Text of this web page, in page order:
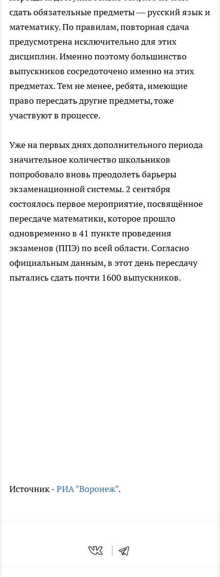
сдать обязательные предметы — русский язык и
математику. По правилам, повторная сдача
предусмотрена исключительно для этих
дисциплин. Именно поэтому большинство
выпускников сосредоточено именно на этих
предметах. Тем не менее, ребята, имеющие
право пересдать другие предметы, тоже
участвуют в процессе.
Уже на первых днях дополнительного периода
значительное количество школьников
попробовало вновь преодолеть барьеры
экзаменационной системы. 2 сентября
состоялось первое мероприятие, посвящённое
пересдаче математики, которое прошло
одновременно в 41 пункте проведения
экзаменов (ППЭ) по всей области. Согласно
официальным данным, в этот день пересдачу
пытались сдать почти 1600 выпускников.
Источник -РИА "Воронеж".